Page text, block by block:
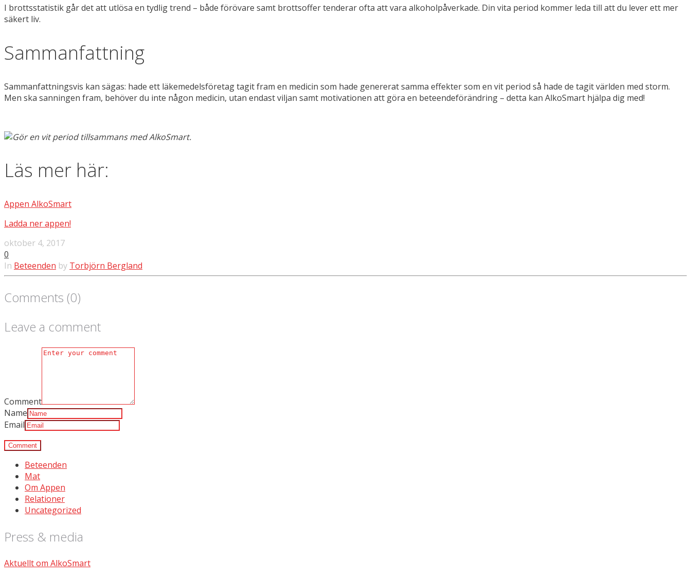
I brottsstatistik går det att utlösa en tydlig trend – både förövare samt brottsoffer tenderar ofta att vara alkoholpåverkade. Din vita period kommer leda till att du lever ett mer
säkert liv.
Sammanfattning
Sammanfattningsvis kan sägas: hade ett läkemedelsföretag tagit fram en medicin som hade genererat samma effekter som en vit period så hade de tagit världen med storm.
Men ska sanningen fram, behöver du inte någon medicin, utan endast viljan samt motivationen att göra en beteendeförändring – detta kan AlkoSmart hjälpa dig med!
Läs mer här:
Appen AlkoSmart
Ladda ner appen!
oktober 4, 2017
0
In Beteenden by Torbjörn Bergland
Comments (0)
Leave a comment
Comment
Name
Email
Beteenden
Mat
Om Appen
Relationer
Uncategorized
Press & media
Aktuellt om AlkoSmart